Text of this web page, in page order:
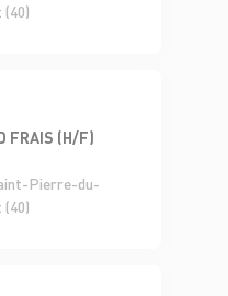
(40)
FRAIS (H/F)
Pierre-du-
(40)